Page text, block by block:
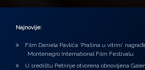
Najnovije:
Film Daniela Pavlića ‘Prašina u vitrini’
Montenegro International Film Festivalu
U središtu Petrinje otvorena obnovljena